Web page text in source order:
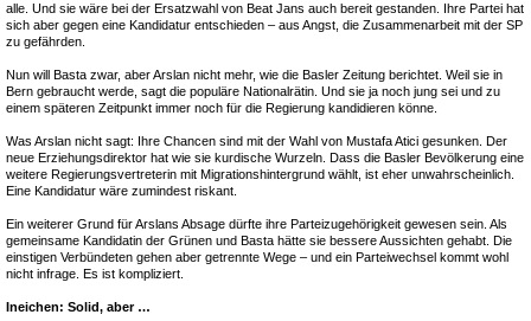
alle. Und sie wäre bei der Ersatzwahl von Beat Jans auch bereit gestanden. Ihre Partei hat
sich aber gegen eine Kandidatur entschieden – aus Angst, die Zusammenarbeit mit der SP
zu gefährden.
Nun will Basta zwar, aber Arslan nicht mehr, wie die Basler Zeitung berichtet. Weil sie in
Bern gebraucht werde, sagt die populäre Nationalrätin. Und sie ja noch jung sei und zu
einem späteren Zeitpunkt immer noch für die Regierung kandidieren könne.
Was Arslan nicht sagt: Ihre Chancen sind mit der Wahl von Mustafa Atici gesunken. Der
neue Erziehungsdirektor hat wie sie kurdische Wurzeln. Dass die Basler Bevölkerung eine
weitere Regierungsvertreterin mit Migrationshintergrund wählt, ist eher unwahrscheinlich.
Eine Kandidatur wäre zumindest riskant.
Ein weiterer Grund für Arslans Absage dürfte ihre Parteizugehörigkeit gewesen sein. Als
gemeinsame Kandidatin der Grünen und Basta hätte sie bessere Aussichten gehabt. Die
einstigen Verbündeten gehen aber getrennte Wege – und ein Parteiwechsel kommt wohl
nicht infrage. Es ist kompliziert.
Ineichen: Solid, aber …